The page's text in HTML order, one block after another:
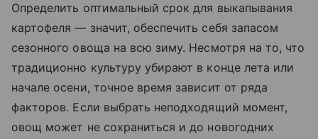
Определить оптимальный срок для выкапывания
картофеля — значит, обеспечить себя запасом
сезонного овоща на всю зиму. Несмотря на то, что
традиционно культуру убирают в конце лета или
начале осени, точное время зависит от ряда
факторов. Если выбрать неподходящий момент,
овощ может не сохраниться и до новогодних